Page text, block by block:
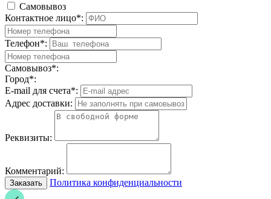
Самовывоз
Контактное лицо*:
Телефон*:
Самовывоз*:
Город*:
E-mail для счета*:
Адрес доставки:
Реквизиты:
Комментарий:
Политика конфиденциальности